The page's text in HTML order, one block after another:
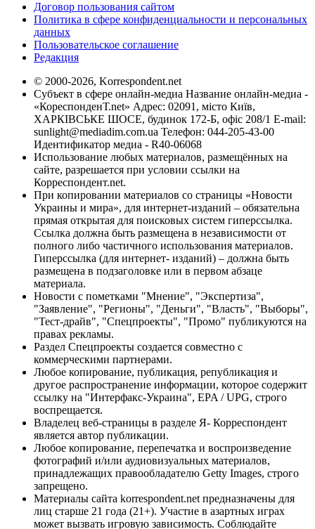
Договор пользования сайтом
Политика в сфере конфиденциальности и персональных
данных
Пользовательское соглашение
Редакция
© 2000-2026, Korrespondent.net
Субъект в сфере онлайн-медиа Название онлайн-медиа -
«КореспонденТ.net» Адрес: 02091, місто Київ,
ХАРКІВСЬКЕ ШОСЕ, будинок 172-Б, офіс 208/1 E-mail:
sunlight@mediadim.com.ua Телефон: 044-205-43-00
Идентификатор медиа - R40-06068
Использование любых материалов, размещённых на
сайте, разрешается при условии ссылки на
Корреспондент.net.
При копировании материалов со страницы «Новости
Украины и мира», для интернет-изданий – обязательна
прямая открытая для поисковых систем гиперссылка.
Ссылка должна быть размещена в независимости от
полного либо частичного использования материалов.
Гиперссылка (для интернет- изданий) – должна быть
размещена в подзаголовке или в первом абзаце
материала.
Новости с пометками "Мнение", "Экспертиза",
"Заявление", "Регионы", "Деньги", "Власть", "Выборы",
"Тест-драйв", "Спецпроекты", "Промо" публикуются на
правах рекламы.
Раздел Спецпроекты создается совместно с
коммерческими партнерами.
Любое копирование, публикация, републикация и
другое распространение информации, которое содержит
ссылку на "Интерфакс-Украина", EPA / UPG, строго
воспрещается.
Владелец веб-страницы в разделе Я- Корреспондент
является автор публикации.
Любое копирование, перепечатка и воспроизведение
фотографий и/или аудиовизуальных материалов,
принадлежащих правообладателю Getty Images, строго
запрещено.
Материалы сайта korrespondent.net предназначены для
лиц старше 21 года (21+). Участие в азартных играх
может вызвать игровую зависимость. Соблюдайте